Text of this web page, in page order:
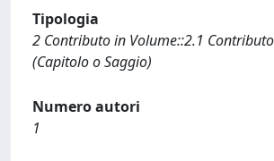
Tipologia
2 Contributo in Volume::2.1
(Capitolo o Saggio)
Numero autori
1